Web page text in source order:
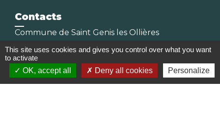
Contacts
Commune de Saint Genis les Ollières
69290 Saint-Genis-les-Ollières - FRANCE
+33 4 78 57 05 55
Contact par formulaire
This site uses cookies and gives you control over what you want
to activate
OK, accept all
Deny all cookies Personalize